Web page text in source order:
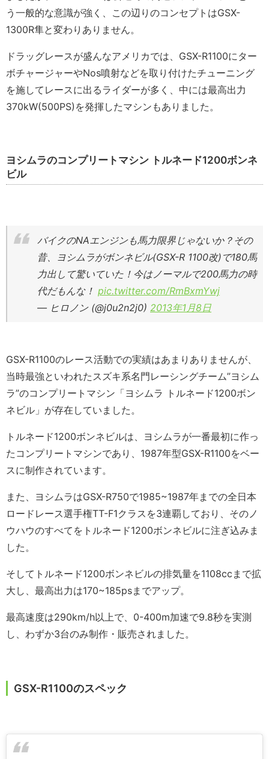
う一般的な意識が強く、この辺りのコンセプトはGSX-
1300R隼と変わりありません。
ドラッグレースが盛んなアメリカでは、GSX-R1100にター
ボチャージャーやNos噴射などを取り付けたチューニング
を施してレースに出るライダーが多く、中には最高出力
370kW(500PS)を発揮したマシンもありました。
ヨシムラのコンプリートマシン トルネード1200ボンネ
ビル
バイクのNAエンジンも馬力限界じゃないか？その
昔、ヨシムラがボンネビル(GSX-R 1100改)で180馬
力出して驚いていた！今はノーマルで200馬力の時
代だもんな！ pic.twitter.com/RmBxmYwj
— ヒロノン (@j0u2n2j0) 2013年1月8日
GSX-R1100のレース活動での実績はあまりありませんが、
当時最強といわれたスズキ系名門レーシングチーム”ヨシム
ラ”のコンプリートマシン「ヨシムラ トルネード1200ボン
ネビル」が存在していました。
トルネード1200ボンネビルは、ヨシムラが一番最初に作っ
たコンプリートマシンであり、1987年型GSX-R1100をベー
スに制作されています。
また、ヨシムラはGSX-R750で1985~1987年までの全日本
ロードレース選手権TT-F1クラスを3連覇しており、そのノ
ウハウのすべてをトルネード1200ボンネビルに注ぎ込みま
した。
そしてトルネード1200ボンネビルの排気量を1108ccまで拡
大し、最高出力は170~185psまでアップ。
最高速度は290km/h以上で、0-400m加速で9.8秒を実測
し、わずか3台のみ制作・販売されました。
GSX-R1100のスペック